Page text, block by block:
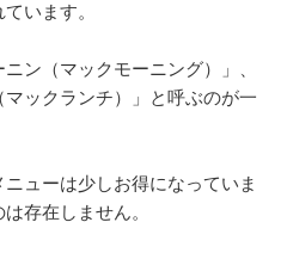
います。
ン（マックモーニング）」、
マックランチ）」と呼ぶのが一
ューは少しお得になっていま
存在しません。